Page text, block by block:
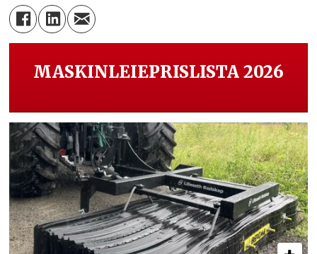
MASKINLEIEPRISLISTA 2026